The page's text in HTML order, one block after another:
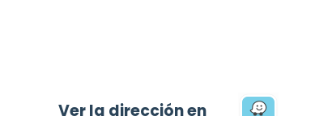
Ver la dirección en